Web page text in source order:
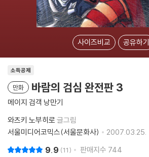
사이즈비교 공유하기
소득공제
만화 바람의 검심 완전판 3
메이지 검객 낭만기
와츠키 노부히로 글그림
서울미디어코믹스(서울문화사)
2007.03.25.
9.9 11 판매지수 744